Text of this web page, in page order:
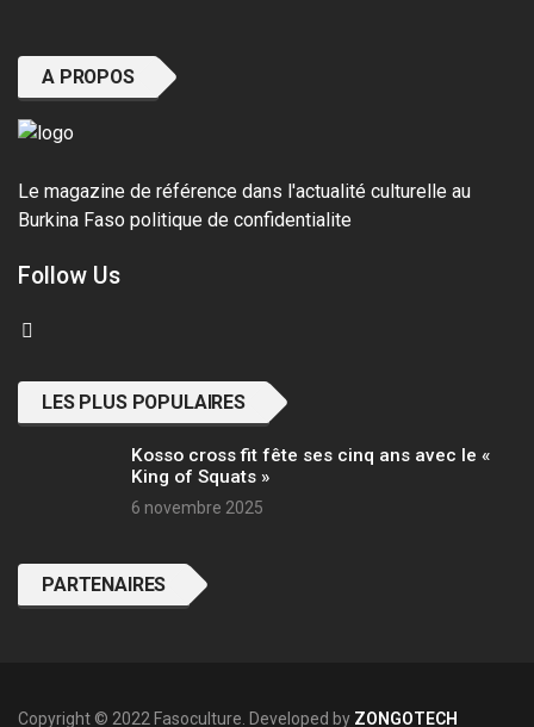
A PROPOS
Le magazine de référence dans l'actualité culturelle au
Burkina Faso politique de confidentialite
Follow Us
LES PLUS POPULAIRES
Kosso cross fit fête ses cinq ans avec le «
King of Squats »
6 novembre 2025
PARTENAIRES
Copyright © 2022 Fasoculture. Developed by ZONGOTECH